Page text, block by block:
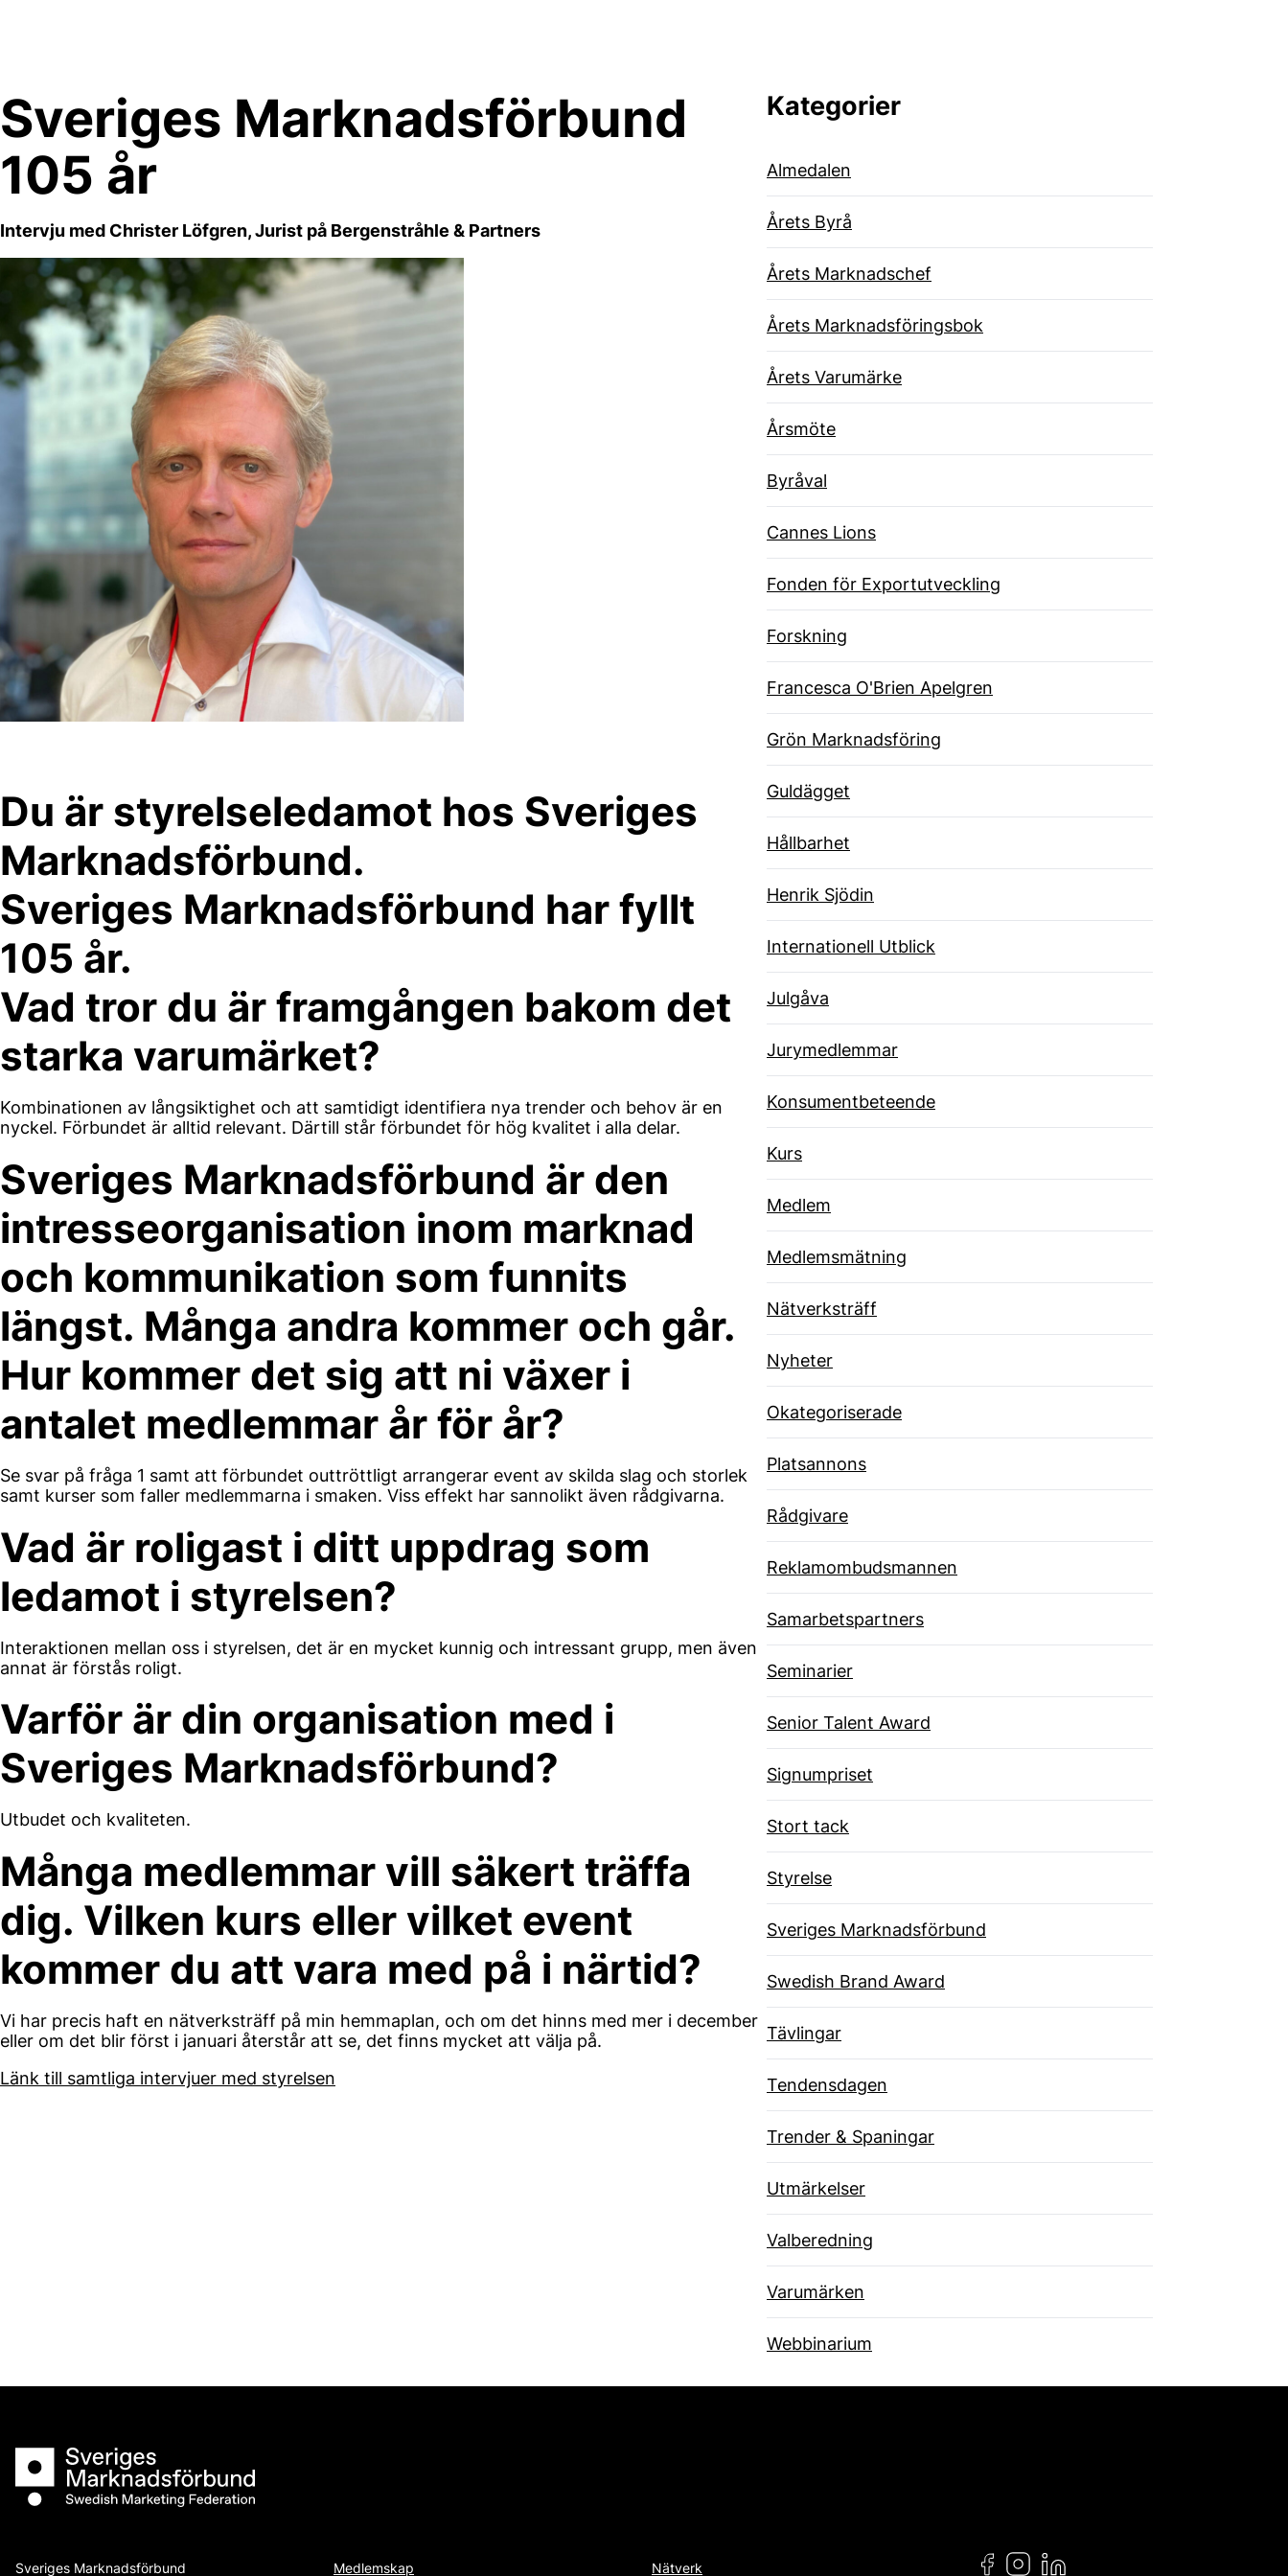
Kategorier
Almedalen
Årets Byrå
Årets Marknadschef
Årets Marknadsföringsbok
Årets Varumärke
Årsmöte
Byråval
Cannes Lions
Fonden för Exportutveckling
Forskning
Francesca O'Brien Apelgren
Grön Marknadsföring
Guldägget
Hållbarhet
Henrik Sjödin
Internationell Utblick
Julgåva
Jurymedlemmar
Konsumentbeteende
Kurs
Medlem
Medlemsmätning
Nätverksträff
Nyheter
Okategoriserade
Platsannons
Rådgivare
Reklamombudsmannen
Samarbetspartners
Seminarier
Senior Talent Award
Signumpriset
Stort tack
Styrelse
Sveriges Marknadsförbund
Swedish Brand Award
Tävlingar
Tendensdagen
Trender & Spaningar
Utmärkelser
Valberedning
Varumärken
Webbinarium
Sveriges Marknadsförbund
105 år
Intervju med Christer Löfgren, Jurist på Bergenstråhle & Partners
Du är styrelseledamot hos Sveriges
Marknadsförbund.
Sveriges Marknadsförbund har fyllt
105 år.
Vad tror du är framgången bakom det
starka varumärket?
Kombinationen av långsiktighet och att samtidigt identifiera nya trender och behov är en
nyckel. Förbundet är alltid relevant. Därtill står förbundet för hög kvalitet i alla delar.
Sveriges Marknadsförbund är den
intresseorganisation inom marknad
och kommunikation som funnits
längst. Många andra kommer och går.
Hur kommer det sig att ni växer i
antalet medlemmar år för år?
Se svar på fråga 1 samt att förbundet outtröttligt arrangerar event av skilda slag och storlek
samt kurser som faller medlemmarna i smaken. Viss effekt har sannolikt även rådgivarna.
Vad är roligast i ditt uppdrag som
ledamot i styrelsen?
Interaktionen mellan oss i styrelsen, det är en mycket kunnig och intressant grupp, men även
annat är förstås roligt.
Varför är din organisation med i
Sveriges Marknadsförbund?
Utbudet och kvaliteten.
Många medlemmar vill säkert träffa
dig. Vilken kurs eller vilket event
kommer du att vara med på i närtid?
Vi har precis haft en nätverksträff på min hemmaplan, och om det hinns med mer i december
eller om det blir först i januari återstår att se, det finns mycket att välja på.
Länk till samtliga intervjuer med styrelsen
Sveriges Marknadsförbund
Sveriges Marknadsförbund Medlemskap Nätverk